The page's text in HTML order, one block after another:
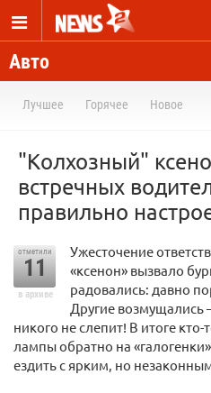
Авто
Лучшее Горячее Новое
"Колхозный"
встречных
правильно
отметили
11
в архиве
Ужесточение
«ксенон» вызвало
радовались: давно
Другие возмущались
никого не слепит! В итоге
лампы обратно на
ездить с ярким, но